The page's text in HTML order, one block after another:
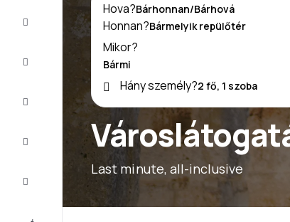
Repülőjegy
Last minute, all-inclusive
Hova?
Honnan?
Mikor?
Hány személy?